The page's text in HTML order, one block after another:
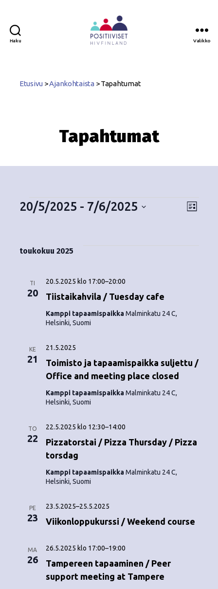
Haku Valikko
Etusivu >Ajankohtaista >Tapahtumat
Tapahtumat
N
a
o
i
T
V
N
L
20/5/2025 - 7/6/2025
i
toukokuu 2025
TI
20 Tiistaikahvila / Tuesday cafe
20.5.2025 klo 17:00–20:00
Kamppi tapaamispaikkaMalminkatu 24 C,
Helsinki, Suomi
KE
21
Toimisto ja tapaamispaikka suljettu /
Office and meeting place closed
21.5.2025
Kamppi tapaamispaikkaMalminkatu 24 C,
Helsinki, Suomi
TO
22
Pizzatorstai / Pizza Thursday / Pizza
torsdag
22.5.2025 klo 12:30–14:00
Kamppi tapaamispaikkaMalminkatu 24 C,
Helsinki, Suomi
PE
23 Viikonloppukurssi / Weekend course
23.5.2025–25.5.2025
MA
26
Tampereen tapaaminen / Peer
support meeting at Tampere
26.5.2025 klo 17:00–19:00